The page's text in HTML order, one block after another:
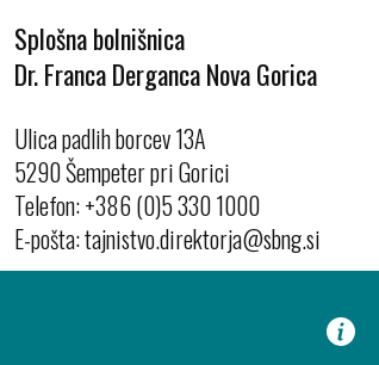
Splošna bolnišnica
Dr. Franca Derganca Nova Gorica
Ulica padlih borcev 13A
5290 Šempeter pri Gorici
Telefon:+386 (0)5 330 1000
E-pošta: